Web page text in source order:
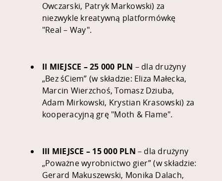
Owczarski, Patryk Markowski) za
niezwykle kreatywną platformówkę
"Real – Way".
II MIEJSCE – 25 000 PLN – dla drużyny
„Bez śCiem” (w składzie: Eliza Małecka,
Marcin Wierzchoś, Tomasz Dziuba,
Adam Mirkowski, Krystian Krasowski) za
kooperacyjną grę "Moth & Flame".
III MIEJSCE – 15 000 PLN – dla drużyny
„Poważne wyrobnictwo gier” (w składzie:
Gerard Makuszewski, Monika Dalach,